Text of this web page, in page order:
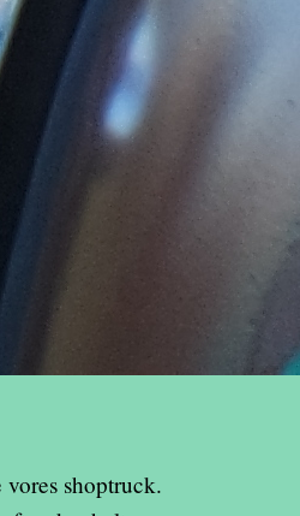
shoptruck.